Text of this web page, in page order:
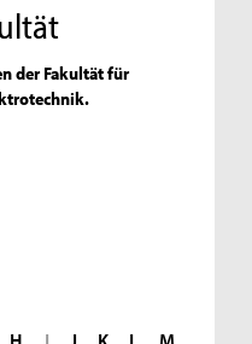
der Fakultät für